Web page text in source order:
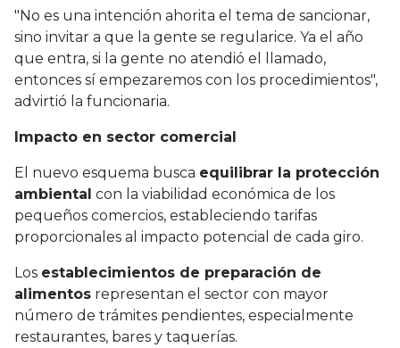
"No es una intención ahorita el tema de sancionar,
sino invitar a que la gente se regularice. Ya el año
que entra, si la gente no atendió el llamado,
entonces sí empezaremos con los procedimientos",
advirtió la funcionaria.
Impacto en sector comercial
El nuevo esquema busca equilibrar la protección
ambiental con la viabilidad económica de los
pequeños comercios, estableciendo tarifas
proporcionales al impacto potencial de cada giro.
Los establecimientos de preparación de
alimentos representan el sector con mayor
número de trámites pendientes, especialmente
restaurantes, bares y taquerías.